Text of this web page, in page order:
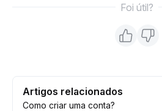
Foi útil?
Artigos relacionados
Como criar uma conta?